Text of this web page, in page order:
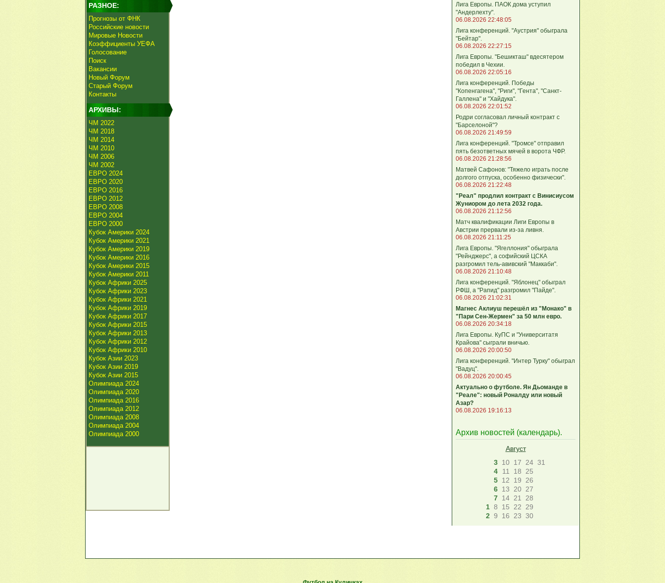
РАЗНОЕ:
Прогнозы от ФНК
Российские новости
Мировые Новости
Коэффициенты УЕФА
Голосование
Поиск
Вакансии
Новый Форум
Старый Форум
Контакты
АРХИВЫ:
ЧМ 2022
ЧМ 2018
ЧМ 2014
ЧМ 2010
ЧМ 2006
ЧМ 2002
ЕВРО 2024
ЕВРО 2020
ЕВРО 2016
ЕВРО 2012
ЕВРО 2008
ЕВРО 2004
ЕВРО 2000
Кубок Америки 2024
Кубок Америки 2021
Кубок Америки 2019
Кубок Америки 2016
Кубок Америки 2015
Кубок Америки 2011
Кубок Африки 2025
Кубок Африки 2023
Кубок Африки 2021
Кубок Африки 2019
Кубок Африки 2017
Кубок Африки 2015
Кубок Африки 2013
Кубок Африки 2012
Кубок Африки 2010
Кубок Азии 2023
Кубок Азии 2019
Кубок Азии 2015
Олимпиада 2024
Олимпиада 2020
Олимпиада 2016
Олимпиада 2012
Олимпиада 2008
Олимпиада 2004
Олимпиада 2000
Лига Европы. ПАОК дома уступил
"Андерлехту".
06.08.2026 22:48:05
Лига конференций. "Аустрия" обыграла
"Бейтар".
06.08.2026 22:27:15
Лига Европы. "Бешикташ" вдесятером
победил в Чехии.
06.08.2026 22:05:16
Лига конференций. Победы
"Копенгагена", "Риги", "Гента", "Санкт-
Галлена" и "Хайдука".
06.08.2026 22:01:52
Родри согласовал личный контракт с
"Барселоной"?
06.08.2026 21:49:59
Лига конференций. "Тромсе" отправил
пять безответных мячей в ворота ЧФР.
06.08.2026 21:28:56
Матвей Сафонов: "Тяжело играть после
долгого отпуска, особенно физически".
06.08.2026 21:22:48
"Реал" продлил контракт с Винисиусом
Жуниором до лета 2032 года.
06.08.2026 21:12:56
Матч квалификации Лиги Европы в
Австрии прервали из-за ливня.
06.08.2026 21:11:25
Лига Европы. "Ягеллония" обыграла
"Рейнджерс", а софийский ЦСКА
разгромил тель-авивский "Маккаби".
06.08.2026 21:10:48
Лига кoнференций. "Яблонец" обыграл
РФШ, а "Рапид" разгромил "Пайде".
06.08.2026 21:02:31
Магнес Аклиуш перешёл из "Монако" в
"Пари Сен-Жермен" за 50 млн евро.
06.08.2026 20:34:18
Лига Европы. КуПС и "Университатя
Крайова" сыграли вничью.
06.08.2026 20:00:50
Лига конференций. "Интер Турку" обыграл
"Вадуц".
06.08.2026 20:00:45
Актуально о футболе. Ян Дьоманде в
"Реале": новый Роналду или новый
Азар?
06.08.2026 19:16:13
Архив новостей (календарь).
Август
3 10 17 24 31
4
11 18
25
5 12 19
26
6 13 20 27
7 14 21
28
1 8 15 22
29
2 9 16 23 30